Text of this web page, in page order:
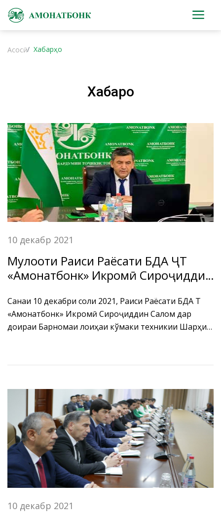
Асосӣ Хабарҳо
Хабарҳо
10 декабр 2021
Мулоқоти Раиси Раёсати БДА ҶТ
«Амонатбонк» Икромӣ Сироҷиддин
Байналмилалии Асъор
Санаи 10 декабри соли 2021, Раиси Раёсати БДА ҶТ
«Амонатбонк» Икромӣ Сироҷиддин Салом дар
доираи Барномаи лоиҳаи кўмаки техникии Шарҳи
Асъор (ХБА) Карлос де Баррос Серрао ва С. Эрик
10 декабр 2021